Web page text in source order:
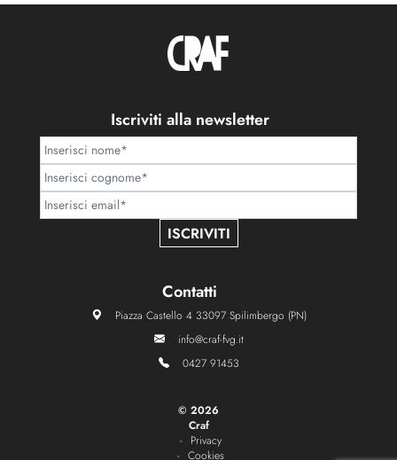
Contatti
Piazza Castello 4 33097 Spilimbergo (PN)
info@craf-fvg.it
0427 91453
© 2026
Craf
Privacy
Cookies
Iscriviti alla newsletter
ISCRIVITI